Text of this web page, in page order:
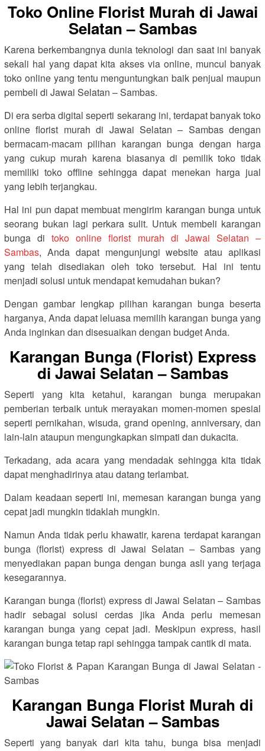
Toko Online Florist Murah di Jawai
Selatan – Sambas
Karena berkembangnya dunia teknologi dan saat ini banyak
sekali hal yang dapat kita akses via online, muncul banyak
toko online yang tentu menguntungkan baik penjual maupun
pembeli di Jawai Selatan – Sambas.
Di era serba digital seperti sekarang ini, terdapat banyak toko
online florist murah di Jawai Selatan – Sambas dengan
bermacam-macam pilihan karangan bunga dengan harga
yang cukup murah karena biasanya di pemilik toko tidak
memiliki toko offline sehingga dapat menekan harga jual
yang lebih terjangkau.
Hal ini pun dapat membuat mengirim karangan bunga untuk
seorang bukan lagi perkara sulit. Untuk membeli karangan
bunga ditoko online florist murah di Jawai Selatan –
Sambas, Anda dapat mengunjungi website atau aplikasi
yang telah disediakan oleh toko tersebut. Hal ini tentu
menjadi solusi untuk mendapat kemudahan bukan?
Dengan gambar lengkap pilihan karangan bunga beserta
harganya, Anda dapat leluasa memilih karangan bunga yang
Anda inginkan dan disesuaikan dengan budget Anda.
Karangan Bunga (Florist) Express
di Jawai Selatan – Sambas
Seperti yang kita ketahui, karangan bunga merupakan
pemberian terbaik untuk merayakan momen-momen spesial
seperti pernikahan, wisuda, grand opening, anniversary, dan
lain-lain ataupun mengungkapkan simpati dan dukacita.
Terkadang, ada acara yang mendadak sehingga kita tidak
dapat menghadirinya atau datang terlambat.
Dalam keadaan seperti ini, memesan karangan bunga yang
cepat jadi mungkin tidaklah mungkin.
Namun Anda tidak perlu khawatir, karena terdapat karangan
bunga (florist) express di Jawai Selatan – Sambas yang
menyediakan papan bunga dengan bunga asli yang terjaga
kesegarannya.
Karangan bunga (florist) express di Jawai Selatan – Sambas
hadir sebagai solusi cerdas jika Anda perlu memesan
karangan bunga yang cepat jadi. Meskipun express, hasil
karangan bunga tetap rapi sehingga tampak cantik di mata.
Karangan Bunga Florist Murah di
Jawai Selatan – Sambas
Seperti yang banyak dari kita tahu, bunga bisa menjadi